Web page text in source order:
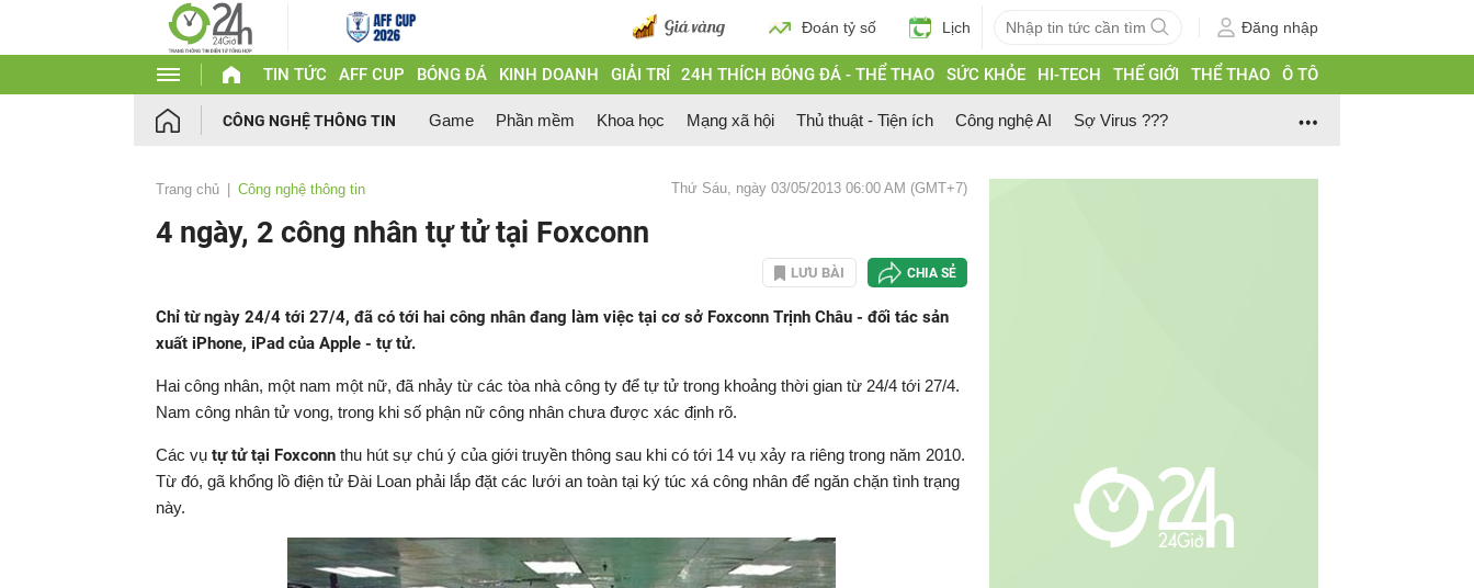
Đoán tỷ số Lịch Đăng nhập
TIN TỨC AFF CUP BÓNG ĐÁ KINH DOANH GIẢI TRÍ 24H THÍCH BÓNG ĐÁ - THỂ THAO SỨC KHỎE HI-TECH THẾ GIỚI THỂ THAO Ô TÔ
CÔNG NGHỆ THÔNG TIN Game Phần mềm Khoa học Mạng xã hội Thủ thuật - Tiện ích Công nghệ AI Sợ Virus ???
Trang chủ Công nghệ thông tin Thứ Sáu, ngày 03/05/2013 06:00 AM (GMT+7)
4 ngày, 2 công nhân tự tử tại Foxconn
LƯU BÀI CHIA SẺ
Chỉ từ ngày 24/4 tới 27/4, đã có tới hai công nhân đang làm việc tại cơ sở Foxconn Trịnh Châu - đối tác sản
xuất iPhone, iPad của Apple - tự tử.
Hai công nhân, một nam một nữ, đã nhảy từ các tòa nhà công ty để tự tử trong khoảng thời gian từ 24/4 tới 27/4.
Nam công nhân tử vong, trong khi số phận nữ công nhân chưa được xác định rõ.
Các vụ tự tử tại Foxconn thu hút sự chú ý của giới truyền thông sau khi có tới 14 vụ xảy ra riêng trong năm 2010.
Từ đó, gã khổng lồ điện tử Đài Loan phải lắp đặt các lưới an toàn tại ký túc xá công nhân để ngăn chặn tình trạng
này.